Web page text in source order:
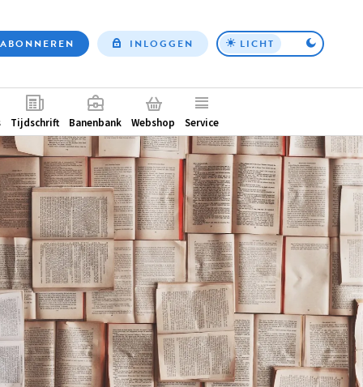
Top
ABONNEREN INLOGGEN LICHT
Tijdschrift Banenbank Webshop Service